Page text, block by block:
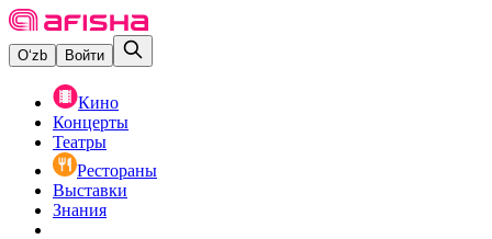
O‘zb Войти
Кино
Концерты
Театры
Рестораны
Выставки
Знания